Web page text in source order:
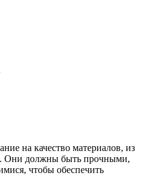
на качество материалов, из
Они должны быть прочными,
чтобы обеспечить